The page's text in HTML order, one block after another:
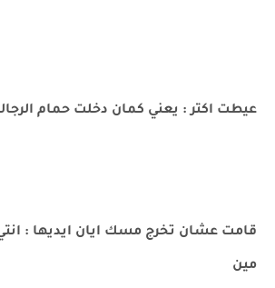
عيطت اكتر : يعني كمان دخلت حمام
قامت عشان تخرج مسك ايان ايديها :
مين